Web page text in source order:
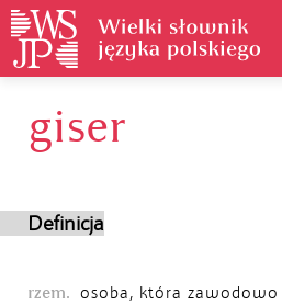
giser
Definicja
rzem. osoba, która